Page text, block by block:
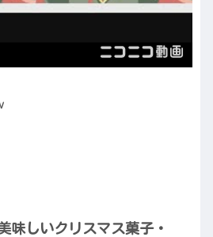
味しいクリスマス菓子・